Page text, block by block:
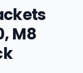
M8